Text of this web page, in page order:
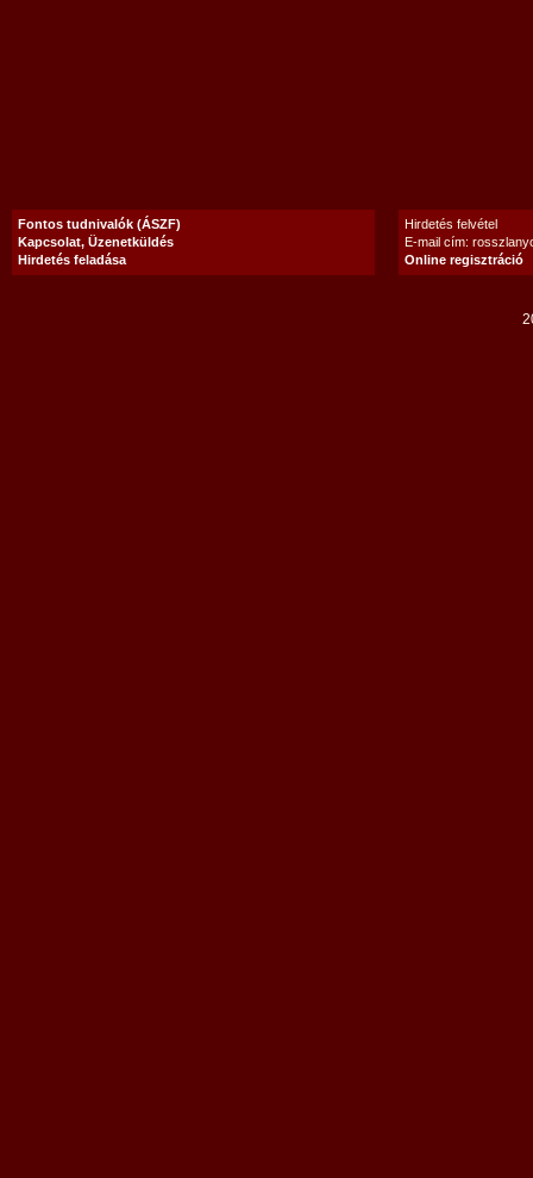
Fontos tudnivalók (ÁSZF)
Kapcsolat, Üzenetküldés
Hirdetés feladása
Hirdetés felvétel
E-mail cím:
Online regisztráció